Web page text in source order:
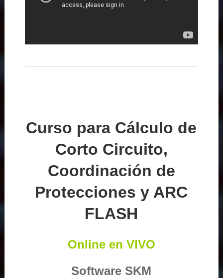
Curso para Cálculo de
Corto Circuito,
Coordinación de
Protecciones y ARC
FLASH
Online en VIVO
Software SKM